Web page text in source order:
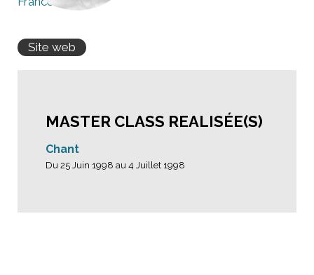
Site web
MASTER CLASS REALISÉE(S)
Chant
Du 25 Juin 1998 au 4 Juillet 1998